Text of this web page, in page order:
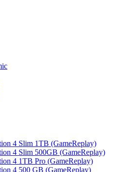
4 Slim 1TB (GameReplay)
4 Slim 500GB (GameReplay)
4 1TB Pro (GameReplay)
4 500 GB (GameReplay)